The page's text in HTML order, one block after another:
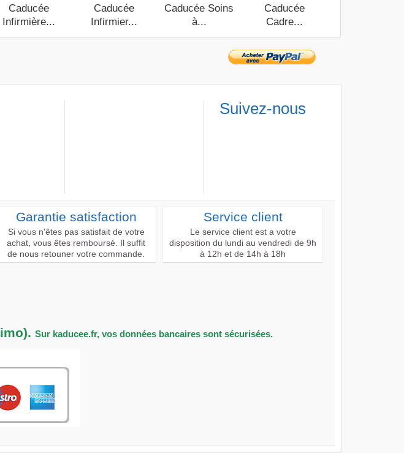
Caducée
Infirmière...
Caducée
Infirmier...
Caducée Soins
à...
Caducée
Cadre...
Suivez-nous
Garantie satisfaction
Si vous n'êtes pas satisfait de votre
achat, vous êtes remboursé. Il suffit
de nous retouner votre commande.
Service client
Le service client est a votre
disposition du lundi au vendredi de 9h
à 12h et de 14h à 18h
Sur kaducee.fr, vos données bancaires sont sécurisées.